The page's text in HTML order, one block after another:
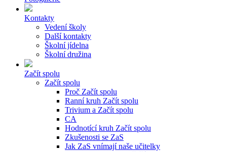
Kontakty
Vedení školy
Další kontakty
Školní jídelna
Školní družina
Začít spolu
Začít spolu
Proč Začít spolu
Ranní kruh Začít spolu
Trivium a Začít spolu
CA
Hodnotící kruh Začít spolu
Zkušenosti se ZaS
Jak ZaS vnímají naše učitelky